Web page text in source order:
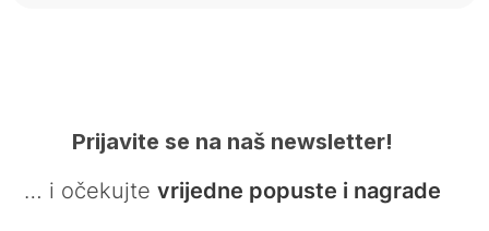
Prijavite se na naš newsletter!
… i očekujte vrijedne popuste i nagrade